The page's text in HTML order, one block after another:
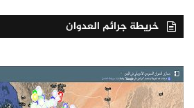
خريطة جرائم العدوان